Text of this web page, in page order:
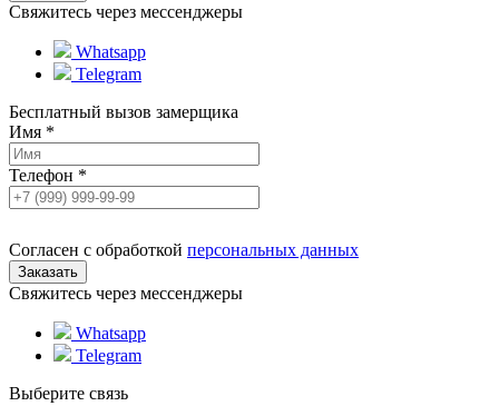
Свяжитесь через мессенджеры
Whatsapp
Telegram
Бесплатный вызов замерщика
Имя *
Телефон *
Согласен с обработкой персональных данных
Свяжитесь через мессенджеры
Whatsapp
Telegram
Выберите связь